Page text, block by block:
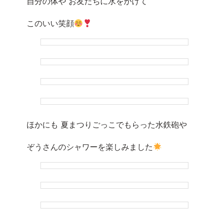
このいい笑顔
ほかにも 夏まつりごっこでもらった水鉄砲や
ぞうさんのシャワーを楽しみました